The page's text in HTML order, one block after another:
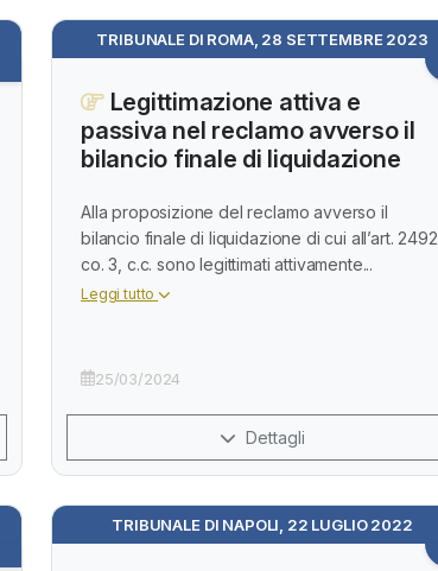
TRIBUNALE DI ROMA, 28 SETTEMBRE 2023
Legittimazione attiva e
passiva nel reclamo avverso il
bilancio finale di liquidazione
Alla proposizione del reclamo avverso il
bilancio finale di liquidazione di cui all’art. 2492,
co. 3, c.c. sono legittimati attivamente...
Leggi tutto
25/03/2024
Dettagli
TRIBUNALE DI NAPOLI, 22 LUGLIO 2022